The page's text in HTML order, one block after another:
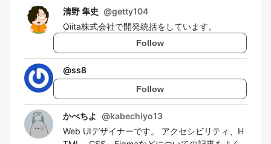
清野 隼史 @getty104
Qiita株式会社で開発統括をしています。
Follow
@ss8
Follow
かべちよ @kabechiyo13
Web UIデザイナーです。 アクセシビリティ、H